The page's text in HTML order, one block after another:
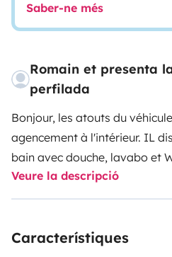
Saber-ne més
Romain et presenta
perfilada
Bonjour, les atouts du
agencement à l'intérieur. IL
bain avec douche, lavabo et
d'une cloison pour séparer le
salon des bruits et des
congèl. Côté salon, les sièges
Veure la descripció
Característiques